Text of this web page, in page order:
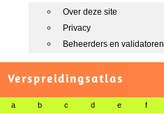
Over deze site
Privacy
Beheerders en validatoren
Verspreidingsatlas
a b c d e f